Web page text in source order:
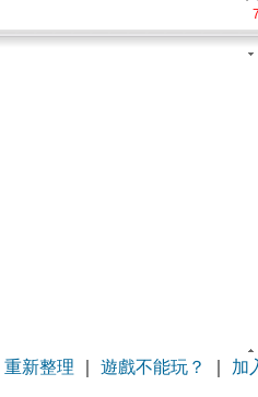
重新整理 遊戲不能玩？ 加